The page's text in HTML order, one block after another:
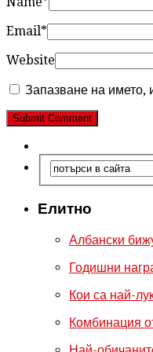
Email*
Website
Запазване на името,
Елитно
Албански
Годишни
Кои са най-
Комбинация